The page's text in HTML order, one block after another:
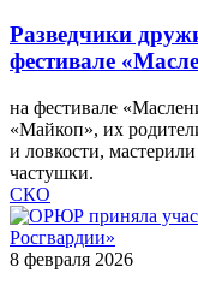
Разведчики
фестивале
на фестивале
«Майкоп», их
и ловкости,
частушки.
СКО
8 февраля 2026